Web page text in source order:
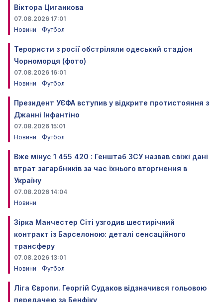
Віктора Циганкова
07.08.2026 17:01
Новини
Футбол
Терористи з росії обстріляли одеський стадіон
Чорноморця (фото)
07.08.2026 16:01
Новини
Футбол
Президент УЄФА вступив у відкрите протистояння з
Джанні Інфантіно
07.08.2026 15:01
Новини
Футбол
Вже мінус 1 455 420 : Генштаб ЗСУ назвав свіжі дані
втрат загарбників за час їхнього вторгнення в
Україну
07.08.2026 14:04
Новини
Зірка Манчестер Сіті узгодив шестирічний
контракт із Барселоною: деталі сенсаційного
трансферу
07.08.2026 13:01
Новини
Футбол
Ліга Європи. Георгій Судаков відзначився гольовою
передачею за Бенфіку